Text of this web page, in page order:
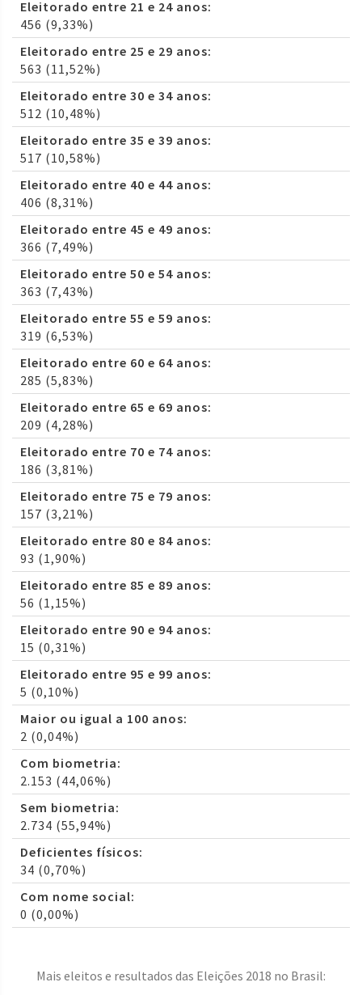
Eleitorado entre 21 e 24 anos:
456 (9,33%)
Eleitorado entre 25 e 29 anos:
563 (11,52%)
Eleitorado entre 30 e 34 anos:
512 (10,48%)
Eleitorado entre 35 e 39 anos:
517 (10,58%)
Eleitorado entre 40 e 44 anos:
406 (8,31%)
Eleitorado entre 45 e 49 anos:
366 (7,49%)
Eleitorado entre 50 e 54 anos:
363 (7,43%)
Eleitorado entre 55 e 59 anos:
319 (6,53%)
Eleitorado entre 60 e 64 anos:
285 (5,83%)
Eleitorado entre 65 e 69 anos:
209 (4,28%)
Eleitorado entre 70 e 74 anos:
186 (3,81%)
Eleitorado entre 75 e 79 anos:
157 (3,21%)
Eleitorado entre 80 e 84 anos:
93 (1,90%)
Eleitorado entre 85 e 89 anos:
56 (1,15%)
Eleitorado entre 90 e 94 anos:
15 (0,31%)
Eleitorado entre 95 e 99 anos:
5 (0,10%)
Maior ou igual a 100 anos:
2 (0,04%)
Com biometria:
2.153 (44,06%)
Sem biometria:
2.734 (55,94%)
Deficientes físicos:
34 (0,70%)
Com nome social:
0 (0,00%)
Mais eleitos e resultados das Eleições 2018 no Brasil: